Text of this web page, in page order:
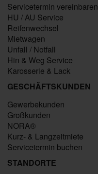
Servicetermin vereinbaren
HU / AU Service
Reifenwechsel
Mietwagen
Unfall / Notfall
Hin & Weg Service
Karosserie & Lack
GESCHÄFTSKUNDEN
Gewerbekunden
Großkunden
NORA®
Kurz- & Langzeitmiete
Servicetermin buchen
STANDORTE